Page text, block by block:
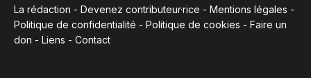
La rédaction - Devenez contributeur·rice - Mentions légales -
Politique de confidentialité - Politique de cookies - Faire un
don - Liens - Contact